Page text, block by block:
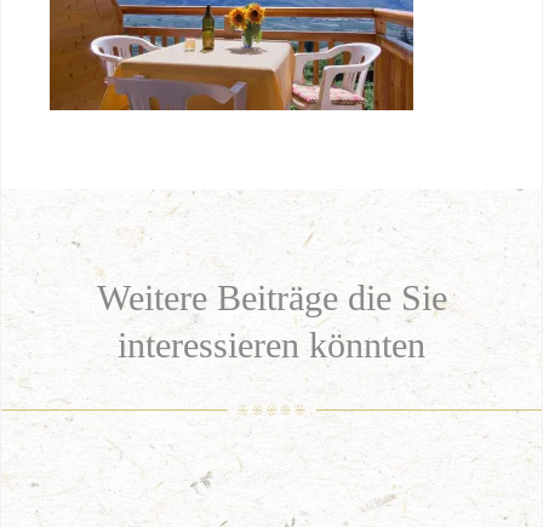
Weitere Beiträge die Sie
interessieren könnten